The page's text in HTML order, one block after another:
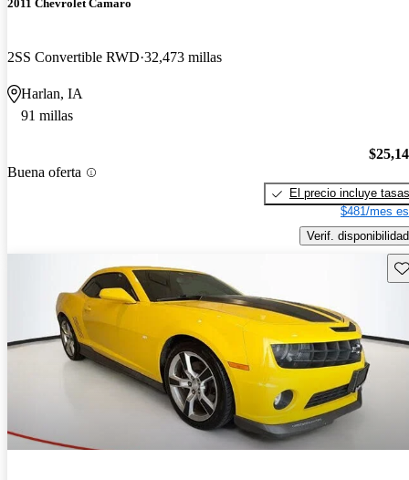
2011 Chevrolet Camaro
2SS Convertible RWD 32,473 millas
Harlan, IA
91 millas
Buena oferta
El precio incluye tasas
$481/mes
Verif. disponibilidad